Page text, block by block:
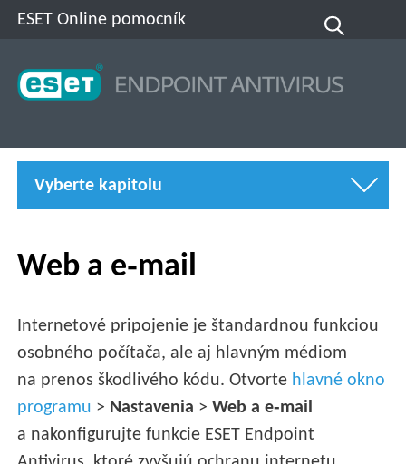
ESET Online pomocník
Vyberte kapitolu
Web a e‑mail
Internetové pripojenie je štandardnou funkciou
osobného počítača, ale aj hlavným médiom
na prenos škodlivého kódu. Otvorte hlavné okno
programu > Nastavenia >Web a e‑mail
a nakonfigurujte funkcie ESET Endpoint